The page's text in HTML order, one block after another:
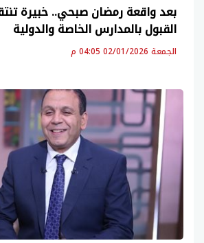
بعد واقعة رمضان صبحي.. خبيرة
القبول بالمدارس الخاصة والدولية
الجمعة 02/01/2026 04:05 م